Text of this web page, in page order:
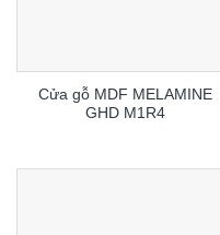
Cửa gỗ MDF MELAMINE
GHD M1R4